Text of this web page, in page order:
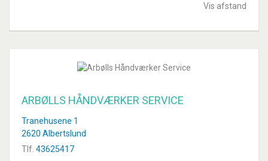
Vis afstand
ARBØLLS HÅNDVÆRKER SERVICE
Tranehusene 1
2620 Albertslund
Tlf. 43625417